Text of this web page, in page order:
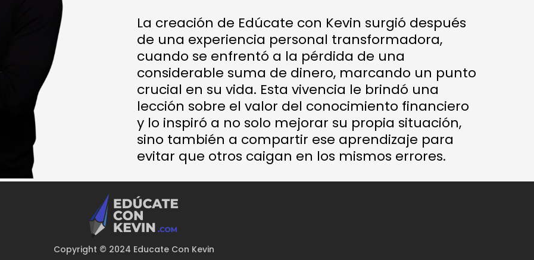
La creación de Edúcate con Kevin surgió después
de una experiencia personal transformadora,
cuando se enfrentó a la pérdida de una
considerable suma de dinero, marcando un punto
crucial en su vida. Esta vivencia le brindó una
lección sobre el valor del conocimiento financiero
y lo inspiró a no solo mejorar su propia situación,
sino también a compartir ese aprendizaje para
evitar que otros caigan en los mismos errores.
Copyright © 2024 Educate Con Kevin